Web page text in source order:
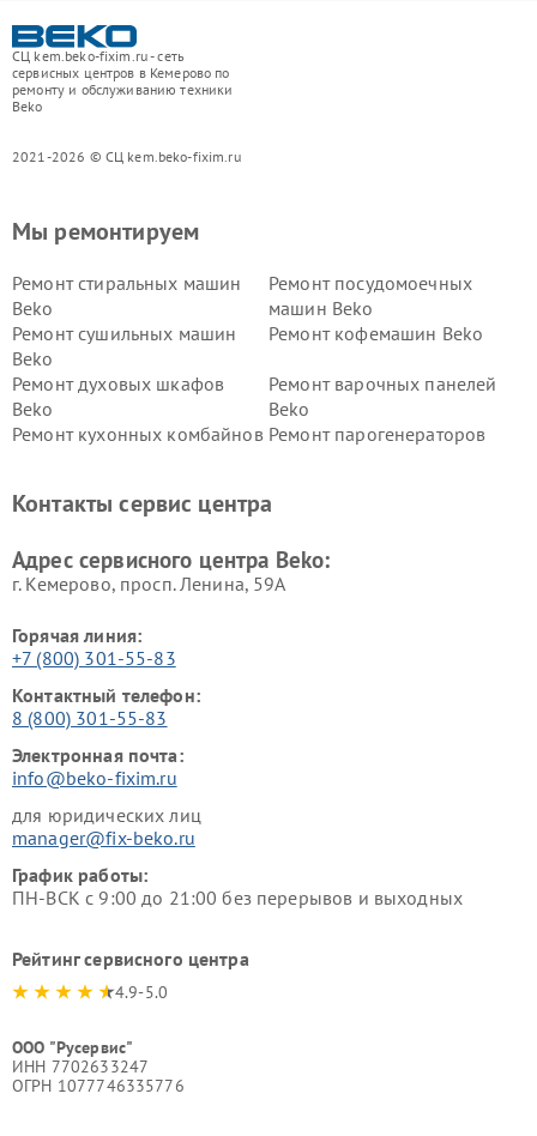
СЦ kem.beko-fixim.ru - сеть
сервисных центров в Кемерово по
ремонту и обслуживанию техники
Beko
2021-2026 © СЦ kem.beko-fixim.ru
Мы ремонтируем
Ремонт стиральных машин
Beko
Ремонт посудомоечных
машин Beko
Ремонт сушильных машин
Beko
Ремонт кофемашин Beko
Ремонт духовых шкафов
Beko
Ремонт варочных панелей
Beko
Ремонт кухонных комбайнов Ремонт парогенераторов
Ремонт холодильников Beko Ремонт морозильных камер
Контакты сервис центра
Адрес сервисного центра Beko:
г. Кемерово, просп. Ленина, 59А
Горячая линия:
+7 (800) 301-55-83
Контактный телефон:
8 (800) 301-55-83
Электронная почта:
info@beko-fixim.ru
для юридических лиц
manager@fix-beko.ru
График работы:
ПН-ВСК с 9:00 до 21:00 без перерывов и выходных
Рейтинг сервисного центра
4.9-5.0
ООО "Русервис"
ИНН 7702633247
ОГРН 1077746335776